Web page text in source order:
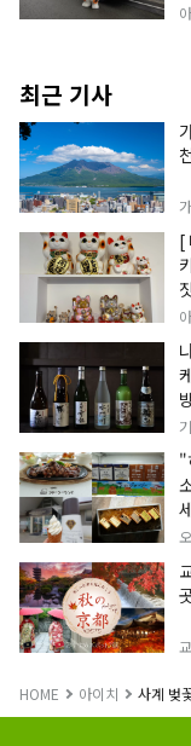
최근 기사
[
"
HOME 아이치 사계 벚